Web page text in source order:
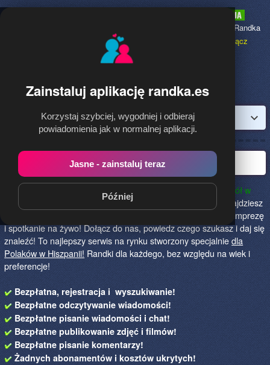
Zainstaluj aplikację randka.es
Korzystaj szybciej, wygodniej i odbieraj
powiadomienia jak w normalnej aplikacji.
Jasne - zainstaluj teraz
Później
to najpopularniejsza Randka
dołącz
Zaloguj
Polska randka w Hiszpanii
Randka.es to najlepszy sposób na poznanie nowych przyjaciół w
Hiszpanii!
Określ czego szukasz i skończ z samotnością! Znajdziesz
tu osoby szukające miłości lub przygody, chętne na randkę, imprezę
i spotkanie na żywo! Dołącz do nas, powiedz czego szukasz i daj się
znaleźć! To najlepszy serwis na rynku stworzony specjalniedla
Polaków w Hiszpanii! Randki dla każdego, bez względu na wiek i
preferencje!
Bezpłatna, rejestracja i wyszukiwanie!
Bezpłatne odczytywanie wiadomości!
Bezpłatne pisanie wiadomości i chat!
Bezpłatne publikowanie zdjęć i filmów!
Bezpłatne pisanie komentarzy!
Żadnych abonamentów i kosztów ukrytych!